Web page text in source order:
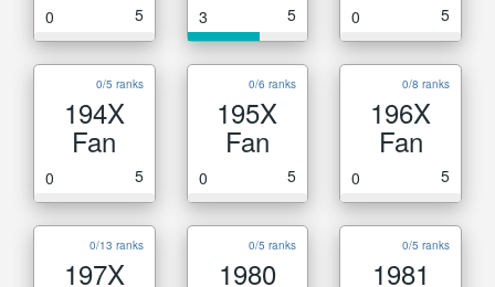
0 5 3 5 0 5
0/5 ranks
194X
Fan
0 5
0/6 ranks
195X
Fan
0 5
0/8 ranks
196X
Fan
0 5
0/13 ranks
197X
0/5 ranks
1980
0/5 ranks
1981